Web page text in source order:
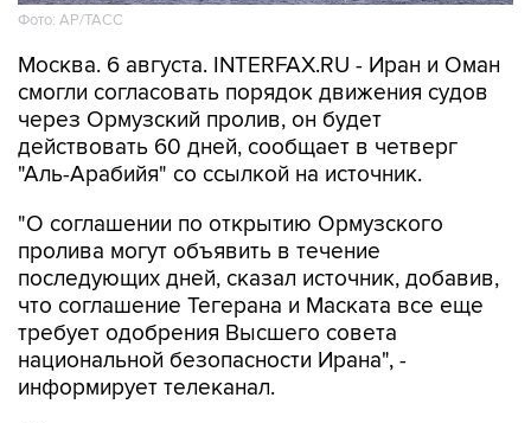
Фото: AP/ТАСС
Москва. 6 августа. INTERFAX.RU - Иран и Оман
смогли согласовать порядок движения судов
через Ормузский пролив, он будет
действовать 60 дней, сообщает в четверг
"Аль-Арабийя" со ссылкой на источник.
"О соглашении по открытию Ормузского
пролива могут объявить в течение
последующих дней, сказал источник, добавив,
что соглашение Тегерана и Маската все еще
требует одобрения Высшего совета
национальной безопасности Ирана", -
информирует телеканал.